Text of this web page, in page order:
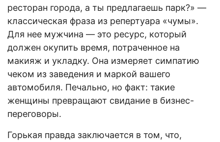
ресторан города, а ты предлагаешь парк?» —
классическая фраза из репертуара «чумы».
Для нее мужчина — это ресурс, который
должен окупить время, потраченное на
макияж и укладку. Она измеряет симпатию
чеком из заведения и маркой вашего
автомобиля. Печально, но факт: такие
женщины превращают свидание в бизнес-
переговоры.
Горькая правда заключается в том, что,